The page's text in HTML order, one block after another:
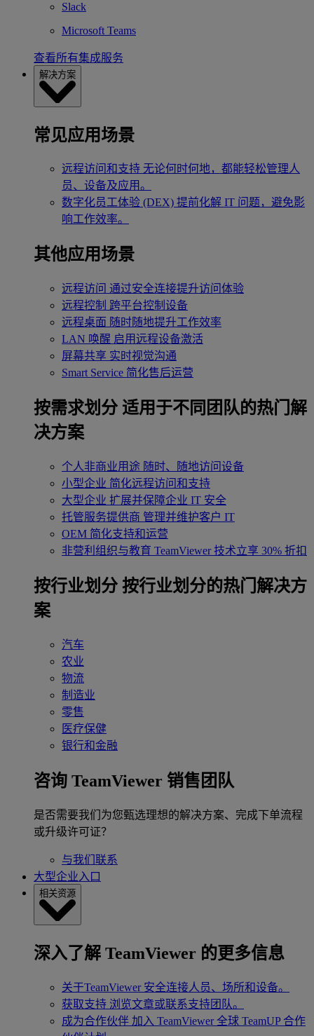
Slack
Microsoft Teams
查看所有集成服务
解决方案
常见应用场景
远程访问和支持 无论何时何地，都能轻松管理人
员、设备及应用。
数字化员工体验 (DEX) 提前化解 IT 问题，避免影
响工作效率。
其他应用场景
远程访问 通过安全连接提升访问体验
远程控制 跨平台控制设备
远程桌面 随时随地提升工作效率
LAN 唤醒 启用远程设备激活
屏幕共享 实时视觉沟通
Smart Service 简化售后运营
按需求划分 适用于不同团队的热门解
决方案
个人非商业用途 随时、随地访问设备
小型企业 简化远程访问和支持
大型企业 扩展并保障企业 IT 安全
托管服务提供商 管理并维护客户 IT
OEM 简化支持和运营
非营利组织与教育 TeamViewer 技术立享 30% 折扣
‌按行业划分 按行业划分的热门解决方
案
汽车
农业
物流
制造业
零售
医疗保健
银行和金融
咨询 TeamViewer 销售团队
是否需要我们为您甄选理想的解决方案、完成下单流程
或升级许可证？
与我们联系
大型企业入口
相关资源
深入了解 TeamViewer 的更多信息
关于TeamViewer 安全连接人员、场所和设备。
获取支持 浏览文章或联系支持团队。
成为合作伙伴 加入 TeamViewer 全球 TeamUP 合作